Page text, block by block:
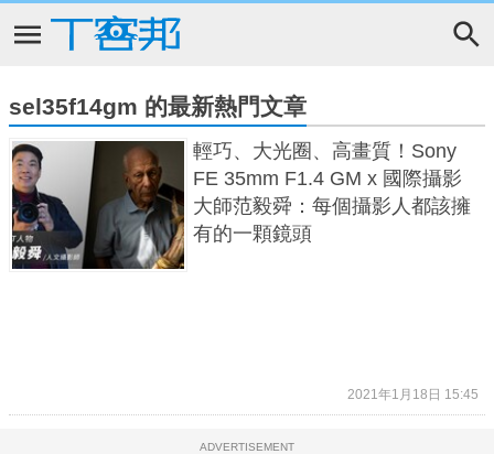
sel35f14gm 的最新熱門文章
輕巧、大光圈、高畫質！Sony
FE 35mm F1.4 GM x 國際攝影
大師范毅舜：每個攝影人都該擁
有的一顆鏡頭
2021年1月18日 15:45
ADVERTISEMENT